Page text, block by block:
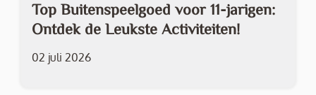
Top Buitenspeelgoed voor 11-jarigen:
Ontdek de Leukste Activiteiten!
02 juli 2026